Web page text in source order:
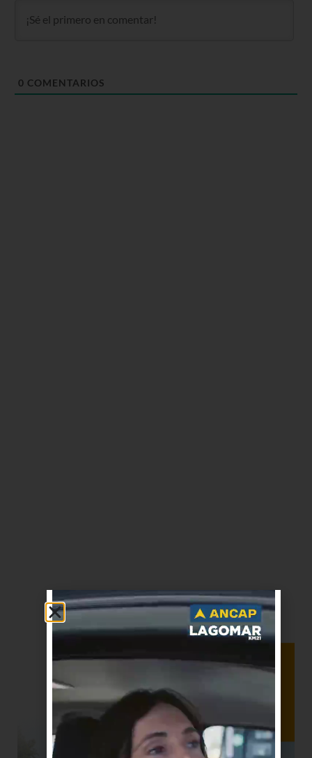
0 COMENTARIOS